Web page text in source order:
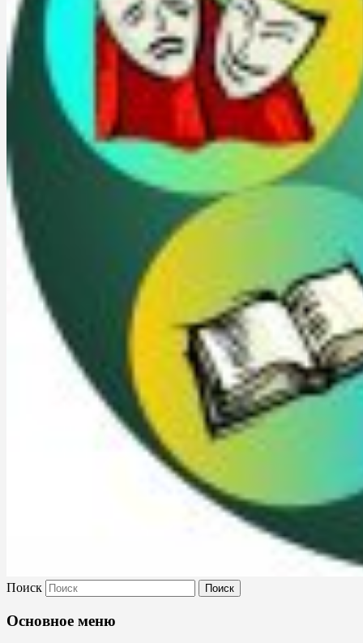
Культура Невель
Поиск
Основное меню